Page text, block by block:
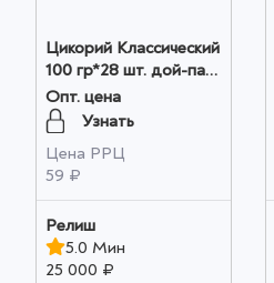
Цикорий Классический
100 гр*28 шт. дой-пак.
Relish оптом
Опт. цена
Узнать
Цена РРЦ
59 ₽
Релиш
5.0 Мин
25 000 ₽